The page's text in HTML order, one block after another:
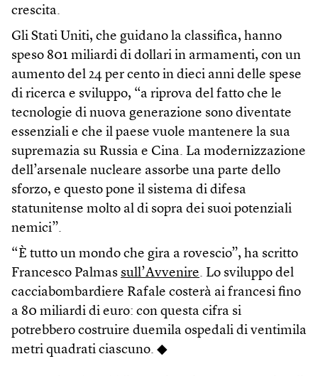
crescita.
Gli Stati Uniti, che guidano la classifica, hanno
speso 801 miliardi di dollari in armamenti, con un
aumento del 24 per cento in dieci anni delle spese
di ricerca e sviluppo, “a riprova del fatto che le
tecnologie di nuova generazione sono diventate
essenziali e che il paese vuole mantenere la sua
supremazia su Russia e Cina. La modernizzazione
dell’arsenale nucleare assorbe una parte dello
sforzo, e questo pone il sistema di difesa
statunitense molto al di sopra dei suoi potenziali
nemici”.
“È tutto un mondo che gira a rovescio”, ha scritto
Francesco Palmas sull’Avvenire. Lo sviluppo del
cacciabombardiere Rafale costerà ai francesi fino
a 80 miliardi di euro: con questa cifra si
potrebbero costruire duemila ospedali di ventimila
metri quadrati ciascuno. ◆